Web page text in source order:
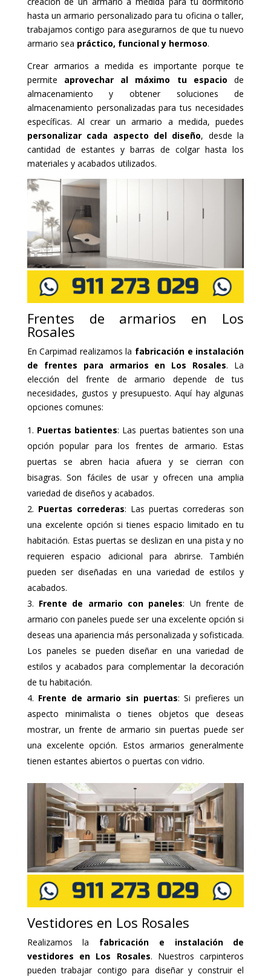
hasta un armario personalizado para tu oficina o taller,
trabajamos contigo para asegurarnos de que tu nuevo
armario sea práctico, funcional y hermoso.
Crear armarios a medida es importante porque te
permite aprovechar al máximo tu espacio de
almacenamiento y obtener soluciones de
almacenamiento personalizadas para tus necesidades
específicas. Al crear un armario a medida, puedes
personalizar cada aspecto del diseño, desde la
cantidad de estantes y barras de colgar hasta los
materiales y acabados utilizados.
Frentes de armarios en Los
Rosales
En Carpimad realizamos la fabricación e instalación
de frentes para armarios en Los Rosales. La
elección del frente de armario depende de tus
necesidades, gustos y presupuesto. Aquí hay algunas
opciones comunes:
Puertas batientes: Las puertas batientes son una
opción popular para los frentes de armario. Estas
puertas se abren hacia afuera y se cierran con
bisagras. Son fáciles de usar y ofrecen una amplia
variedad de diseños y acabados.
Puertas correderas: Las puertas correderas son
una excelente opción si tienes espacio limitado en tu
habitación. Estas puertas se deslizan en una pista y no
requieren espacio adicional para abrirse. También
pueden ser diseñadas en una variedad de estilos y
acabados.
Frente de armario con paneles: Un frente de
armario con paneles puede ser una excelente opción si
deseas una apariencia más personalizada y sofisticada.
Los paneles se pueden diseñar en una variedad de
estilos y acabados para complementar la decoración
de tu habitación.
Frente de armario sin puertas: Si prefieres un
aspecto minimalista o tienes objetos que deseas
mostrar, un frente de armario sin puertas puede ser
una excelente opción. Estos armarios generalmente
tienen estantes abiertos o puertas con vidrio.
Vestidores en Los Rosales
Realizamos la fabricación e instalación de
vestidores en Los Rosales. Nuestros carpinteros
pueden trabajar contigo para diseñar y construir el